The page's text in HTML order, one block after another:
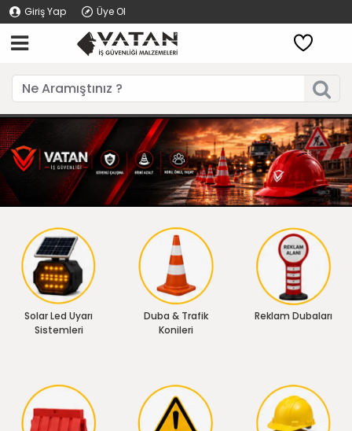
Giriş Yap Üye Ol
Solar Led Uyarı
Sistemleri
Duba & Trafik
Konileri
Reklam Dubaları